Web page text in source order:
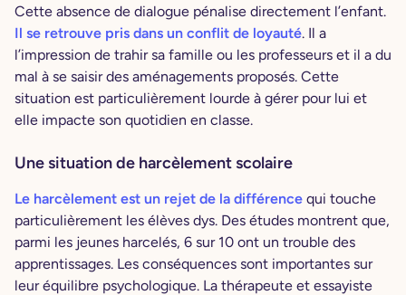
Cette absence de dialogue pénalise directement l’enfant.
Il se retrouve pris dans un conflit de loyauté. Il a
l’impression de trahir sa famille ou les professeurs et il a du
mal à se saisir des aménagements proposés. Cette
situation est particulièrement lourde à gérer pour lui et
elle impacte son quotidien en classe.
Une situation de harcèlement scolaire
Le harcèlement est un rejet de la différence qui touche
particulièrement les élèves dys. Des études montrent que,
parmi les jeunes harcelés, 6 sur 10 ont un trouble des
apprentissages. Les conséquences sont importantes sur
leur équilibre psychologique. La thérapeute et essayiste